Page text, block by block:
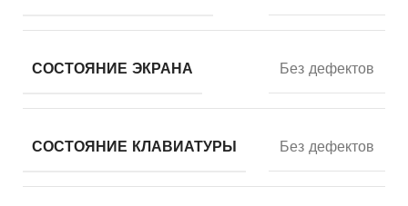
СОСТОЯНИЕ ЭКРАНА Без дефектов
СОСТОЯНИЕ КЛАВИАТУРЫ Без дефектов